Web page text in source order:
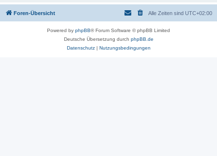
Foren-Übersicht Alle Zeiten sind UTC+02:00
Powered by phpBB® Forum Software © phpBB Limited
Deutsche Übersetzung durch phpBB.de
Datenschutz| Nutzungsbedingungen